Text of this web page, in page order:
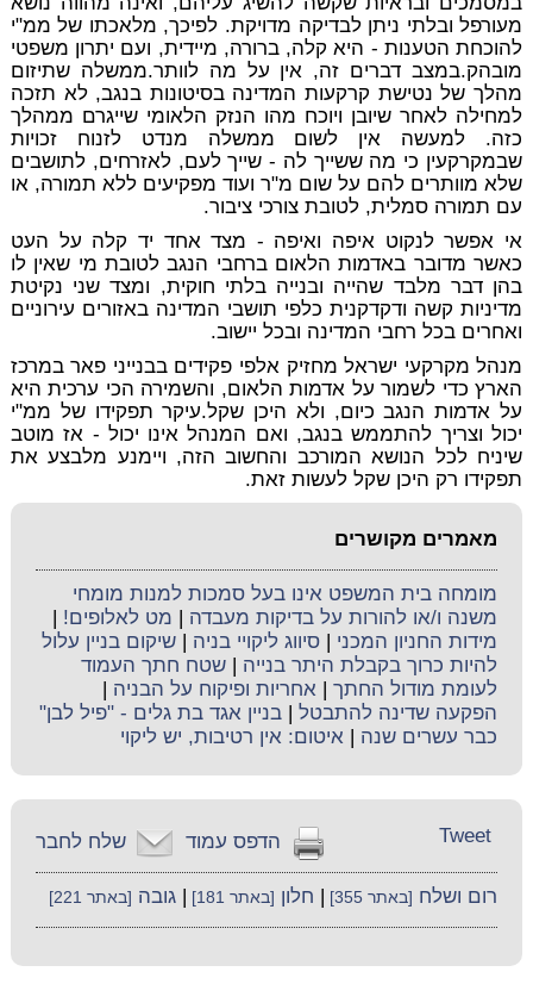
מעורפל ובלתי ניתן לבדיקה מדויקת. לפיכך, מלאכתו של ממ"י
להוכחת הטענות - היא קלה, ברורה, מיידית, ועם יתרון משפטי
מובהק.במצב דברים זה, אין על מה לוותר.ממשלה שתיזום
מהלך של נטישת קרקעות המדינה בסיטונות בנגב, לא תזכה
למחילה לאחר שיובן ויוכח מהו הנזק הלאומי שייגרם ממהלך
כזה. למעשה אין לשום ממשלה מנדט לזנוח זכויות
שבמקרקעין כי מה ששייך לה - שייך לעם, לאזרחים, לתושבים
שלא מוותרים להם על שום מ"ר ועוד מפקיעים ללא תמורה, או
עם תמורה סמלית, לטובת צורכי ציבור.
אי אפשר לנקוט איפה ואיפה - מצד אחד יד קלה על העט
כאשר מדובר באדמות הלאום ברחבי הנגב לטובת מי שאין לו
בהן דבר מלבד שהייה ובנייה בלתי חוקית, ומצד שני נקיטת
מדיניות קשה ודקדקנית כלפי תושבי המדינה באזורים עירוניים
ואחרים בכל רחבי המדינה ובכל יישוב.
מנהל מקרקעי ישראל מחזיק אלפי פקידים בבנייני פאר במרכז
הארץ כדי לשמור על אדמות הלאום, והשמירה הכי ערכית היא
על אדמות הנגב כיום, ולא היכן שקל.עיקר תפקידו של ממ"י
יכול וצריך להתממש בנגב, ואם המנהל אינו יכול - אז מוטב
שיניח לכל הנושא המורכב והחשוב הזה, ויימנע מלבצע את
תפקידו רק היכן שקל לעשות זאת.
מאמרים מקושרים
מומחה בית המשפט אינו בעל סמכות למנות מומחי
משנה ו/או להורות על בדיקות מעבדה
מט לאלופים!
מידות החניון המכני |סיווג ליקויי בניה |שיקום בניין עלול
להיות כרוך בקבלת היתר בנייה |שטח חתך העמוד
לעומת מודול החתך |אחריות ופיקוח על הבניה
הפקעה שדינה להתבטל |בניין אגד בת גלים - "פיל לבן"
כבר עשרים שנה |איטום: אין רטיבות, יש ליקוי
שלח לחבר הדפס עמוד Tweet
רום ושלח [באתר 355] חלון [באתר 181] |גובה [באתר 221]